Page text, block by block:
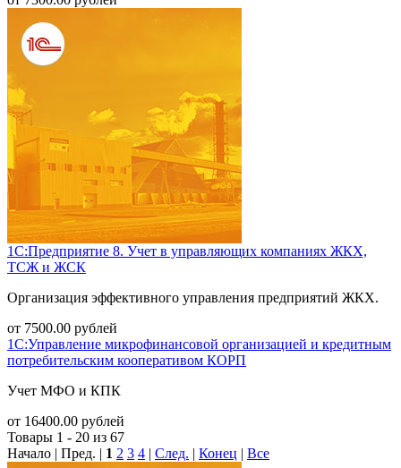
1С:Предприятие 8. Учет в управляющих компаниях ЖКХ,
ТСЖ и ЖСК
Организация эффективного управления предприятий ЖКХ.
от 7500.00 рублей
1С:Управление микрофинансовой организацией и кредитным
потребительским кооперативом КОРП
Учет МФО и КПК
от 16400.00 рублей
Товары 1 - 20 из 67
Начало | Пред. | 1 2 3 4 | След. | Конец | Все